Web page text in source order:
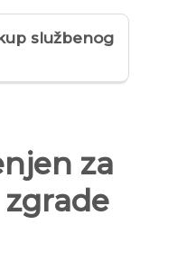
službenog
za